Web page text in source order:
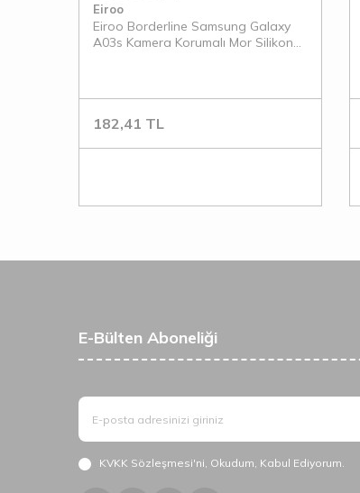
Eiroo
Eiroo Borderline Samsung Galaxy
A03s Kamera Korumalı Mor Silikon
182,41 TL
E-Bülten Aboneliği
KVKK Sözleşmesi'ni, Okudum, Kabul Ediyorum.